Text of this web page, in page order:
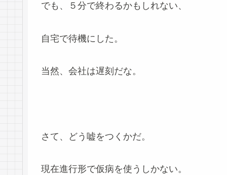
でも、５分で終わるかもしれない、
自宅で待機にした。
当然、会社は遅刻だな。
さて、どう嘘をつくかだ。
現在進行形で仮病を使うしかない。